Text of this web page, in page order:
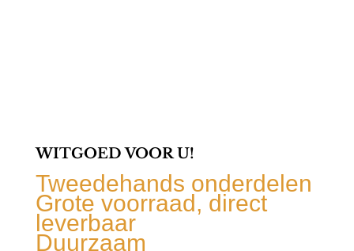
WITGOED VOOR U!
Tweedehands onderdelen
Grote voorraad, direct
leverbaar
Duurzaam